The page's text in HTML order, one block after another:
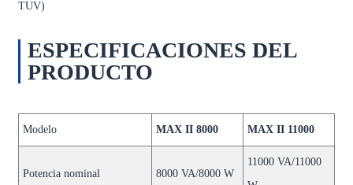
TUV)
ESPECIFICACIONES DEL
PRODUCTO
Modelo MAX II 8000 MAX II 11000
Potencia nominal 8000 VA/8000 W
11000 VA/11000